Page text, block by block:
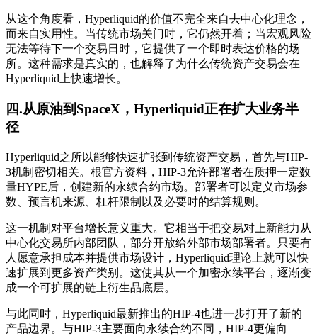
从这个角度看，Hyperliquid的价值不完全来自去中心化理念，
而来自实用性。当传统市场关门时，它仍然开着；当宏观风险
无法等待下一个交易日时，它提供了一个即时表达价格的场
所。这种需求是真实的，也解释了为什么传统资产交易会在
Hyperliquid上快速增长。
四.从原油到SpaceX，Hyperliquid正在扩大业务半
径
Hyperliquid之所以能够快速扩张到传统资产交易，首先与HIP-
3机制密切相关。根官方资料，HIP-3允许部署者在质押一定数
量HYPE后，创建新的永续合约市场。部署者可以定义市场参
数、预言机来源、杠杆限制以及必要时的结算规则。
这一机制对平台增长意义重大。它相当于把交易对上新能力从
中心化交易所内部团队，部分开放给外部市场部署者。只要有
人愿意承担成本并提供市场设计，Hyperliquid理论上就可以快
速扩展到更多资产类别。这使其从一个加密永续平台，逐渐变
成一个可扩展的链上衍生品底层。
与此同时，Hyperliquid最新推出的HIP-4也进一步打开了新的
产品边界。与HIP-3主要面向永续合约不同，HIP-4更偏向